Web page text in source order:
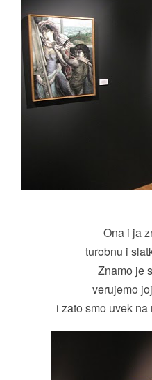
Ona i ja
turobnu i
Znamo je
verujemo
i zato smo uvek